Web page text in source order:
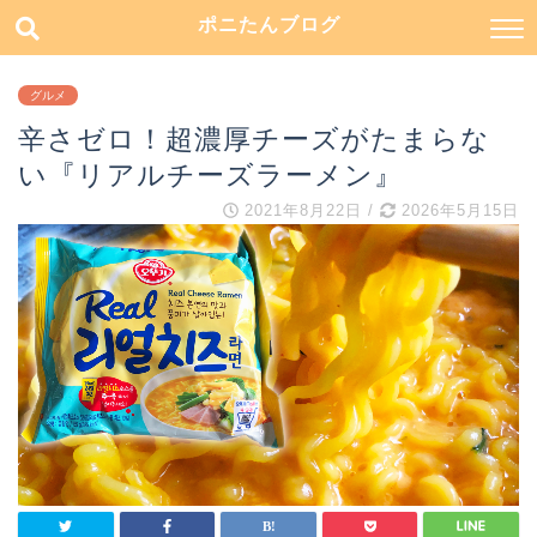
ポニたんブログ
グルメ
辛さゼロ！超濃厚チーズがたまらな
い『リアルチーズラーメン』
2021年8月22日 / 2026年5月15日